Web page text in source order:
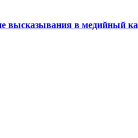
высказывания в медийный